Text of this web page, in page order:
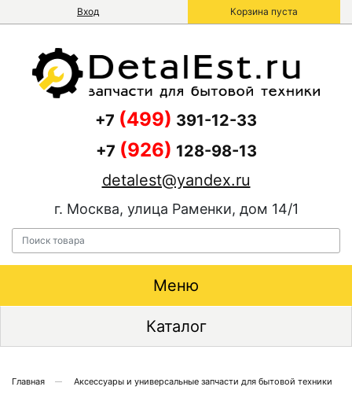
Вход Корзина пуста
+7 (499) 391-12-33
+7 (926) 128-98-13
detalest@yandex.ru
г. Москва, улица Раменки, дом 14/1
Меню
Каталог
Главная
Аксессуары и универсальные запчасти для бытовой техники